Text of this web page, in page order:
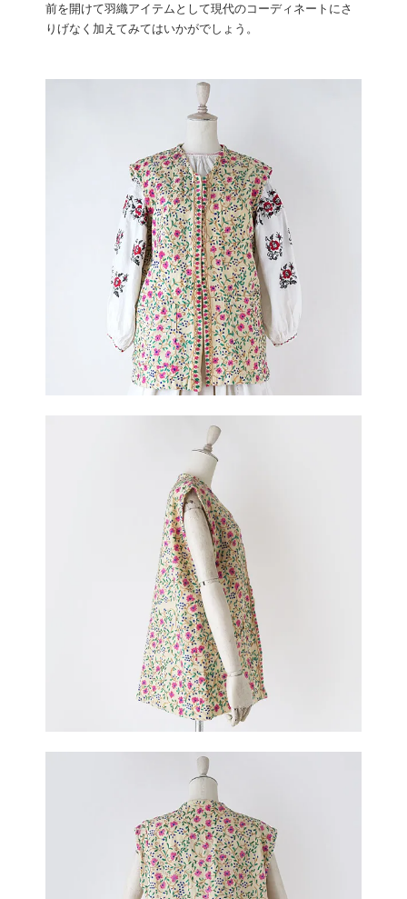
前を開けて羽織アイテムとして現代のコーディネートにさ
りげなく加えてみてはいかがでしょう。